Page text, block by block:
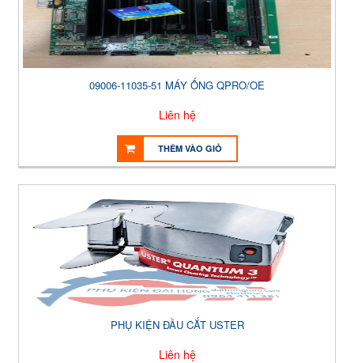
09006-11035-51 MÁY ỐNG QPRO/OE
Liên hệ
THÊM VÀO GIỎ
PHỤ KIỆN ĐẦU CẮT USTER
Liên hệ